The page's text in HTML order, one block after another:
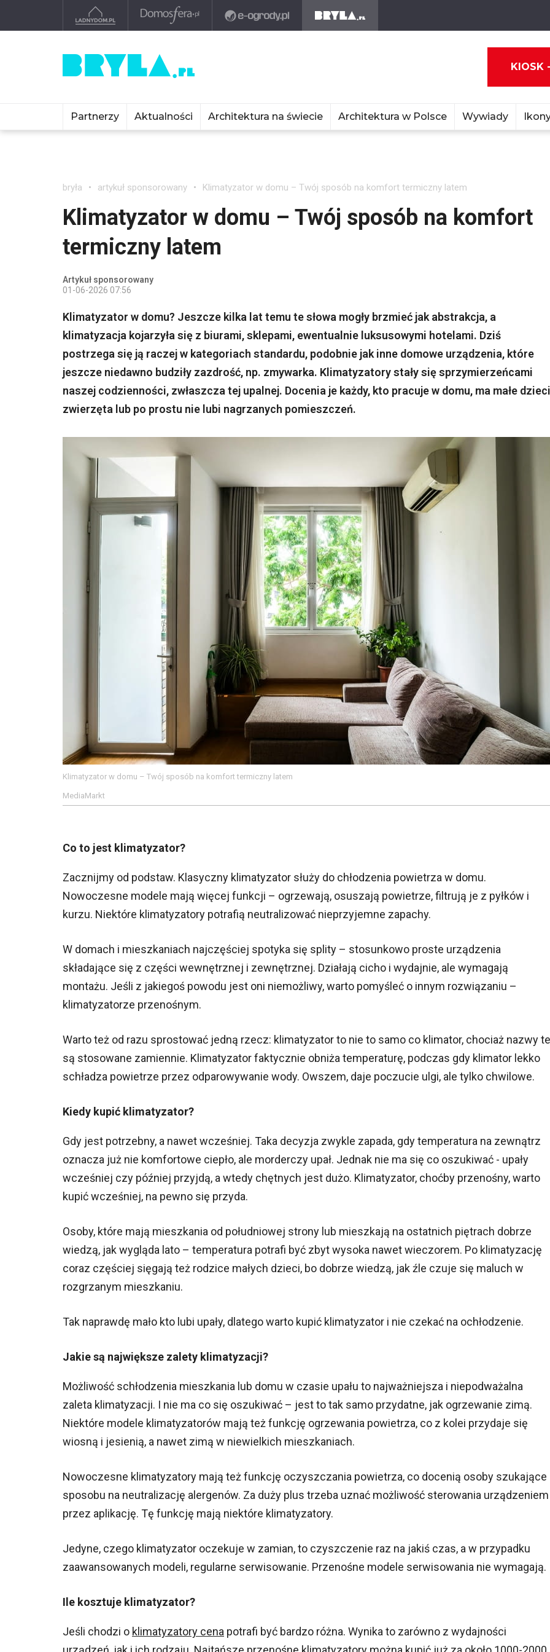
KIOSK
Partnerzy Aktualności Architektura na świecie Architektura w Polsce Wywiady
bryła artykuł sponsorowany Klimatyzator w domu – Twój sposób na komfort termiczny latem
Klimatyzator w domu – Twój sposób na komfort
termiczny latem
Artykuł sponsorowany
01-06-2026 07:56
Klimatyzator w domu? Jeszcze kilka lat temu te słowa mogły brzmieć jak abstrakcja, a
klimatyzacja kojarzyła się z biurami, sklepami, ewentualnie luksusowymi hotelami. Dziś
postrzega się ją raczej w kategoriach standardu, podobnie jak inne domowe urządzenia, które
jeszcze niedawno budziły zazdrość, np. zmywarka. Klimatyzatory stały się sprzymierzeńcami
naszej codzienności, zwłaszcza tej upalnej. Docenia je każdy, kto pracuje w domu, ma małe
zwierzęta lub po prostu nie lubi nagrzanych pomieszczeń.
Klimatyzator w domu – Twój sposób na komfort termiczny latem
MediaMarkt
Co to jest klimatyzator?
Zacznijmy od podstaw. Klasyczny klimatyzator służy do chłodzenia powietrza w domu.
Nowoczesne modele mają więcej funkcji – ogrzewają, osuszają powietrze, filtrują je z pyłków i
kurzu. Niektóre klimatyzatory potrafią neutralizować nieprzyjemne zapachy.
W domach i mieszkaniach najczęściej spotyka się splity – stosunkowo proste urządzenia
składające się z części wewnętrznej i zewnętrznej. Działają cicho i wydajnie, ale wymagają
montażu. Jeśli z jakiegoś powodu jest oni niemożliwy, warto pomyśleć o innym rozwiązaniu –
klimatyzatorze przenośnym.
Warto też od razu sprostować jedną rzecz: klimatyzator to nie to samo co klimator, chociaż nazwy te
są stosowane zamiennie. Klimatyzator faktycznie obniża temperaturę, podczas gdy klimator lekko
schładza powietrze przez odparowywanie wody. Owszem, daje poczucie ulgi, ale tylko chwilowe.
Kiedy kupić klimatyzator?
Gdy jest potrzebny, a nawet wcześniej. Taka decyzja zwykle zapada, gdy temperatura na zewnątrz
oznacza już nie komfortowe ciepło, ale morderczy upał. Jednak nie ma się co oszukiwać - upały
wcześniej czy później przyjdą, a wtedy chętnych jest dużo. Klimatyzator, choćby przenośny, warto
kupić wcześniej, na pewno się przyda.
Osoby, które mają mieszkania od południowej strony lub mieszkają na ostatnich piętrach dobrze
wiedzą, jak wygląda lato – temperatura potrafi być zbyt wysoka nawet wieczorem. Po klimatyzację
coraz częściej sięgają też rodzice małych dzieci, bo dobrze wiedzą, jak źle czuje się maluch w
rozgrzanym mieszkaniu.
Tak naprawdę mało kto lubi upały, dlatego warto kupić klimatyzator i nie czekać na ochłodzenie.
Jakie są największe zalety klimatyzacji?
Możliwość schłodzenia mieszkania lub domu w czasie upału to najważniejsza i niepodważalna
zaleta klimatyzacji. I nie ma co się oszukiwać – jest to tak samo przydatne, jak ogrzewanie zimą.
Niektóre modele klimatyzatorów mają też funkcję ogrzewania powietrza, co z kolei przydaje się
wiosną i jesienią, a nawet zimą w niewielkich mieszkaniach.
Nowoczesne klimatyzatory mają też funkcję oczyszczania powietrza, co docenią osoby szukające
sposobu na neutralizację alergenów. Za duży plus trzeba uznać możliwość sterowania urządzeniem
przez aplikację. Tę funkcję mają niektóre klimatyzatory.
Jedyne, czego klimatyzator oczekuje w zamian, to czyszczenie raz na jakiś czas, a w przypadku
zaawansowanych modeli, regularne serwisowanie. Przenośne modele serwisowania nie wymagają.
Ile kosztuje klimatyzator?
Jeśli chodzi o klimatyzatory cena potrafi być bardzo różna. Wynika to zarówno z wydajności